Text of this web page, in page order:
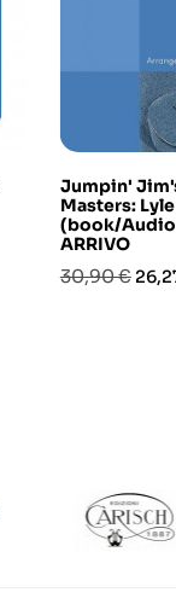
Jumpin'
Masters:
(book/Audio
ARRIVO
Prezzo
30,90 €